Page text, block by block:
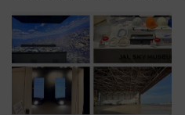
用は今冬から